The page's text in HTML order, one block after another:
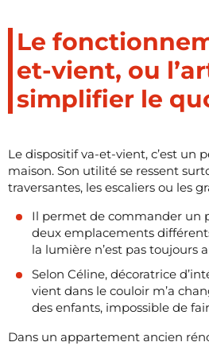
Le
et-vient, ou
simplifier le
Le dispositif va-et-vient, c’est un
maison. Son utilité se ressent
traversantes, les escaliers ou les
Il permet de commander un
deux emplacements
la lumière n’est pas toujours
Selon Céline, décoratrice
vient dans le couloir m’a
des enfants, impossible de
Dans un appartement ancien